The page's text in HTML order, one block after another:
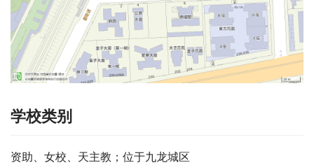
学校类别
资助、女校、天主教；位于九龙城区